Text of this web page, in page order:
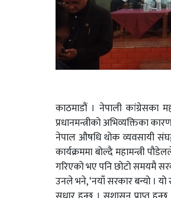
काठमाडौं । नेपाली कांग्रेसका
प्रधानमन्त्रीको अभिव्यक्तिका
नेपाल औषधि थोक व्यवसायी
कार्यक्रममा बोल्दै महामन्त्री
गरिएको भए पनि छोटो समयमै
उनले भने, ‘नयाँ सरकार बन्यो ।